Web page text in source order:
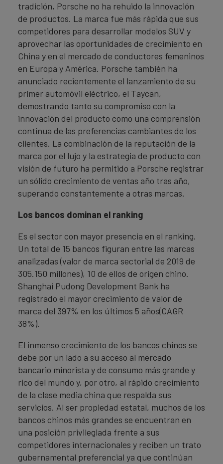
tradición, Porsche no ha rehuido la innovación
de productos. La marca fue más rápida que sus
competidores para desarrollar modelos SUV y
aprovechar las oportunidades de crecimiento en
China y en el mercado de conductores femeninos
en Europa y América. Porsche también ha
anunciado recientemente el lanzamiento de su
primer automóvil eléctrico, el Taycan,
demostrando tanto su compromiso con la
innovación del producto como una comprensión
continua de las preferencias cambiantes de los
clientes. La combinación de la reputación de la
marca por el lujo y la estrategia de producto con
visión de futuro ha permitido a Porsche registrar
un sólido crecimiento de ventas año tras año,
superando constantemente a otras marcas.
Los bancos dominan el ranking
Es el sector con mayor presencia en el ranking.
Un total de 15 bancos figuran entre las marcas
analizadas (valor de marca sectorial de 2019 de
305.150 millones), 10 de ellos de origen chino.
Shanghai Pudong Development Bank ha
registrado el mayor crecimiento de valor de
marca del 397% en los últimos 5 años(CAGR
38%).
El inmenso crecimiento de los bancos chinos se
debe por un lado a su acceso al mercado
bancario minorista y de consumo más grande y
rico del mundo y, por otro, al rápido crecimiento
de la clase media china que respalda sus
servicios. Al ser propiedad estatal, muchos de los
bancos chinos más grandes se encuentran en
una posición privilegiada frente a sus
competidores internacionales y reciben un trato
gubernamental preferencial ya que continúan